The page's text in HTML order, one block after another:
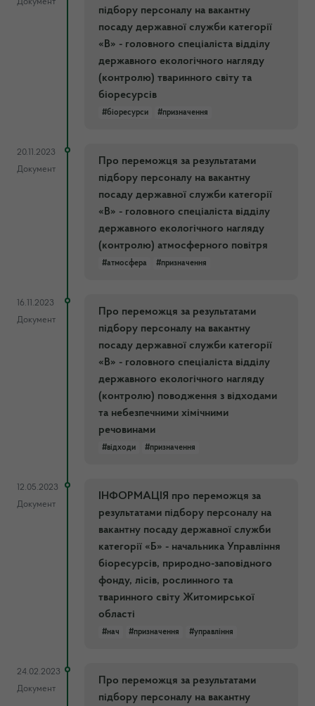
підбору персоналу на вакантну
посаду державної служби категорії
«В» - головного спеціаліста відділу
державного екологічного нагляду
(контролю) тваринного світу та
біоресурсів
#біоресурси #призначення
20.11.2023
Документ
Про переможця за результатами
підбору персоналу на вакантну
посаду державної служби категорії
«В» - головного спеціаліста відділу
державного екологічного нагляду
(контролю) атмосферного повітря
#атмосфера #призначення
16.11.2023
Документ
Про переможця за результатами
підбору персоналу на вакантну
посаду державної служби категорії
«В» - головного спеціаліста відділу
державного екологічного нагляду
(контролю) поводження з відходами
та небезпечними хімічними
речовинами
#відходи #призначення
12.05.2023
Документ
ІНФОРМАЦІЯ про переможця за
результатами підбору персоналу на
вакантну посаду державної служби
категорії «Б» - начальника Управління
біоресурсів, природно-заповідного
фонду, лісів, рослинного та
тваринного світу Житомирської
області
#нач #призначення #управління
24.02.2023
Документ
Про переможця за результатами
підбору персоналу на вакантну